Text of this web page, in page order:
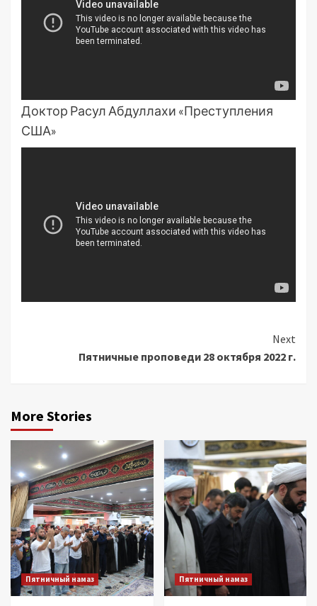
Доктор Расул Абдуллахи «Преступления
США»
Reading
Next
Пятничные проповеди 28 октября 2022 г.
More Stories
Пятничный намаз Пятничный намаз